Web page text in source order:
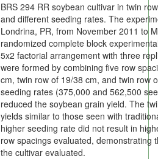
BRS 294 RR soybean cultivar in twin
and different seeding rates. The
Londrina, PR, from November 2011 to
randomized complete block
5x2 factorial arrangement with three
were formed by combining five row
cm, twin row of 19/38 cm, and twin row
seeding rates (375,000 and 562,500
reduced the soybean grain yield. The
yields similar to those seen with
higher seeding rate did not result in
row spacings evaluated, demonstrating
the cultivar evaluated.